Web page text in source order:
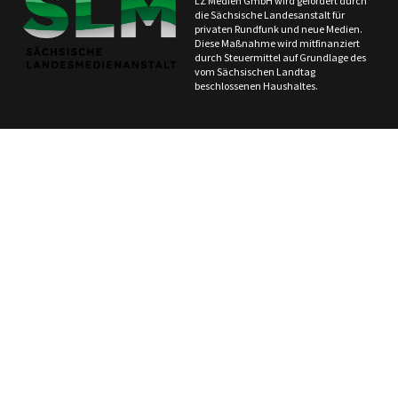
die Sächsische Landesanstalt für
privaten Rundfunk und neue Medien.
Diese Maßnahme wird mitfinanziert
durch Steuermittel auf Grundlage des
vom Sächsischen Landtag
beschlossenen Haushaltes.